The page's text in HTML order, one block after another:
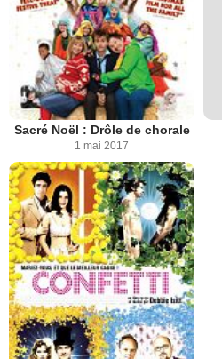
Sacré Noël : Drôle de chorale
1 mai 2017